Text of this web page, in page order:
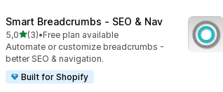
Smart Breadcrumbs ‑ SEO & Nav
5,0na 5 gwiazdek
(3)
Łączna liczba recenzji: 3
•Free plan available
Automate or customize breadcrumbs -
better SEO & navigation.
Built for Shopify